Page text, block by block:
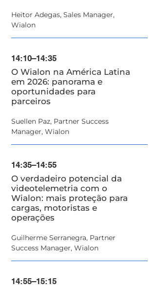
Heitor Adegas, Sales Manager,
Wialon
14:10–14:35
O Wialon na América Latina
em 2026: panorama e
oportunidades para
parceiros
Suellen Paz, Partner Success
Manager, Wialon
14:35–14:55
O verdadeiro potencial da
videotelemetria com o
Wialon: mais proteção para
cargas, motoristas e
operações
Guilherme Serranegra, Partner
Success Manager, Wialon
14:55–15:15